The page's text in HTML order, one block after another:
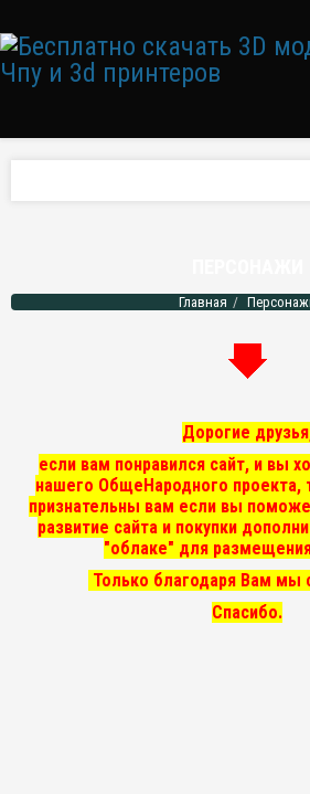
Главная
Дорогие
если вам понравился сайт, и вы
нашего ОбщеНародного проекта,
признательны вам если вы
развитие сайта и покупки
"облаке" для
Только благодаря Вам мы
Спасибо.